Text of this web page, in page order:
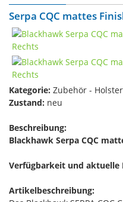
Serpa CQC mattes
Kategorie: Zubehör -
Zustand: neu
Beschreibung:
Blackhawk Serpa CQC
Verfügbarkeit und aktuelle
Artikelbeschreibung: